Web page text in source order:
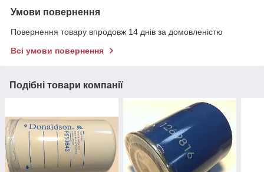
Умови повернення
Повернення товару впродовж 14 днів за домовленістю
Всі умови повернення
Подібні товари компанії